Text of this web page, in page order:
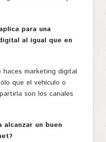
para una
al igual que en
haces marketing digital
que el vehículo o
son los canales
alcanzar un buen